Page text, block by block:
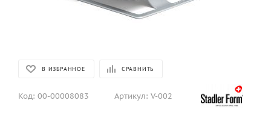
В ИЗБРАННОЕ СРАВНИТЬ
Код: 00-00008083 Артикул: V-002